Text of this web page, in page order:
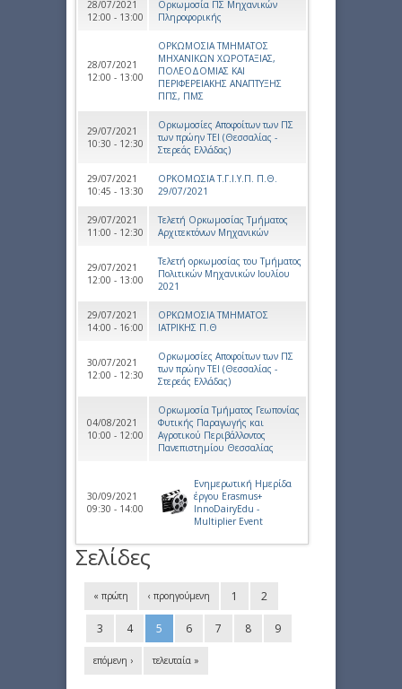
28/07/2021
12:00 - 13:00
Ορκωμοσία ΠΣ Μηχανικών
Πληροφορικής
28/07/2021
12:00 - 13:00
ΟΡΚΩΜΟΣΙΑ ΤΜΗΜΑΤΟΣ
ΜΗΧΑΝΙΚΩΝ ΧΩΡΟΤΑΞΙΑΣ,
ΠΟΛΕΟΔΟΜΙΑΣ ΚΑΙ
ΠΕΡΙΦΕΡΕΙΑΚΗΣ ΑΝΑΠΤΥΞΗΣ
ΠΠΣ, ΠΜΣ
29/07/2021
10:30 - 12:30
Ορκωμοσίες Αποφοίτων των ΠΣ
των πρώην ΤΕΙ (Θεσσαλίας -
Στερεάς Ελλάδας)
29/07/2021
10:45 - 13:30
ΟΡΚΟΜΩΣΙΑ Τ.Γ.Ι.Υ.Π. Π.Θ.
29/07/2021
29/07/2021
11:00 - 12:30
Τελετή Ορκωμοσίας Τμήματος
Αρχιτεκτόνων Μηχανικών
29/07/2021
12:00 - 13:00
Τελετή ορκωμοσίας του Τμήματος
Πολιτικών Μηχανικών Ιουλίου
2021
29/07/2021
14:00 - 16:00
ΟΡΚΩΜΟΣΙΑ ΤΜΗΜΑΤΟΣ
ΙΑΤΡΙΚΗΣ Π.Θ
30/07/2021
12:00 - 12:30
Ορκωμοσίες Αποφοίτων των ΠΣ
των πρώην ΤΕΙ (Θεσσαλίας -
Στερεάς Ελλάδας)
04/08/2021
10:00 - 12:00
Ορκωμοσία Τμήματος Γεωπονίας
Φυτικής Παραγωγής και
Αγροτικού Περιβάλλοντος
Πανεπιστημίου Θεσσαλίας
30/09/2021
09:30 - 14:00
Ενημερωτική Ημερίδα
έργου Erasmus+
InnoDairyEdu -
Multiplier Event
Σελίδες
« πρώτη ‹ προηγούμενη 1 2
3 4 5 6 7 8 9
επόμενη › τελευταία »